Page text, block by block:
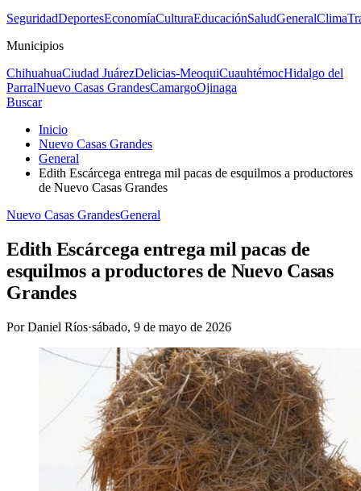
SeguridadDeportesEconomíaCulturaEducaciónSaludGeneralClima
Municipios
ChihuahuaCiudad JuárezDelicias-MeoquiCuauhtémocHidalgo del
ParralNuevo Casas GrandesCamargoOjinaga
Buscar
Inicio
Nuevo Casas Grandes
General
Edith Escárcega entrega mil pacas de esquilmos a productores
de Nuevo Casas Grandes
Nuevo Casas GrandesGeneral
Edith Escárcega entrega mil pacas de
esquilmos a productores de Nuevo Casas
Grandes
PorDaniel Ríos·sábado, 9 de mayo de 2026